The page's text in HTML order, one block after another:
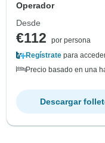
Operador
Desde
€112
por persona
Regístrate para
Precio basado en una
Descargar